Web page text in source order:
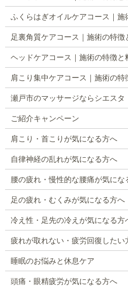
ふくらはぎオイルケアコース｜施
足裏角質ケアコース｜施術の特徴
ヘッドケアコース｜施術の特徴と
肩こり集中ケアコース｜施術の特
瀬戸市のマッサージならシエス
ご紹介キャンペーン
肩こり・首こりが気になる方へ
自律神経の乱れが気になる方へ
腰の疲れ・慢性的な腰痛が気にな
足の疲れ・むくみが気になる方へ
冷え性・足先の冷えが気になる方
疲れが取れない・疲労回復したい
睡眠のお悩みと休息ケア
頭痛・眼精疲労が気になる方へ